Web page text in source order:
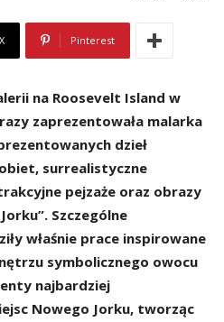
X Pinterest
na Roosevelt Island w
zaprezentowała malarka
dzieł
surrealistyczne
pejzaże oraz obrazy
Szczególne
właśnie prace inspirowane
symbolicznego owocu
najbardziej
Nowego Jorku, tworząc